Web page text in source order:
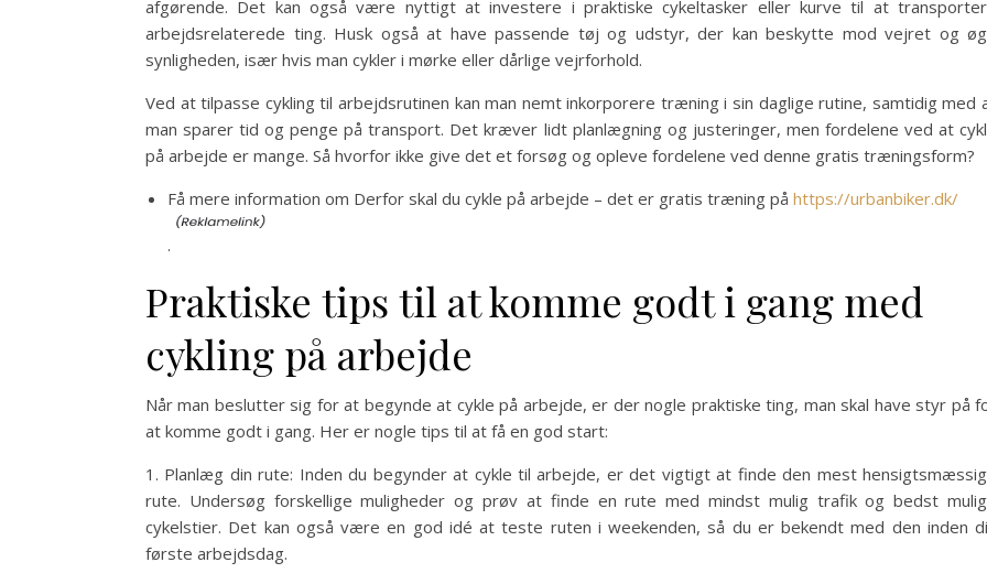
afgørende. Det kan også være nyttigt at investere i praktiske cykeltasker eller kurve til at
arbejdsrelaterede ting. Husk også at have passende tøj og udstyr, der kan beskytte mod vejret og
synligheden, især hvis man cykler i mørke eller dårlige vejrforhold.
Ved at tilpasse cykling til arbejdsrutinen kan man nemt inkorporere træning i sin daglige rutine, samtidig med
man sparer tid og penge på transport. Det kræver lidt planlægning og justeringer, men fordelene ved at
på arbejde er mange. Så hvorfor ikke give det et forsøg og opleve fordelene ved denne gratis træningsform?
Få mere information om Derfor skal du cykle på arbejde – det er gratis træning på https://urbanbiker.dk/
.
Praktiske tips til at komme godt i gang med
cykling på arbejde
Når man beslutter sig for at begynde at cykle på arbejde, er der nogle praktiske ting, man skal have styr på
at komme godt i gang. Her er nogle tips til at få en god start:
1. Planlæg din rute: Inden du begynder at cykle til arbejde, er det vigtigt at finde den mest
rute. Undersøg forskellige muligheder og prøv at finde en rute med mindst mulig trafik og bedst
cykelstier. Det kan også være en god idé at teste ruten i weekenden, så du er bekendt med den inden
første arbejdsdag.